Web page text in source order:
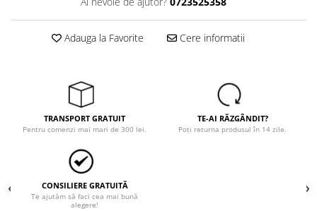
Veste
îmbrăcăminte pentru damă
Vizibilitate înalta hi-vis
îmbrăcăminte asistente/doctori
îmbrăcăminte bucătari
îmbrăcăminte de lucru
înaltă vizibilitate hi-vis
Combinezoane
Hanorace
Adauga la Favorite Cere informatii
TRANSPORT GRATUIT
Pentru comenzi mai mari de 300 lei.
TE-AI RĂZGÂNDIT?
Poți returna produsul în 14 zile.
CONSILIERE GRATUITĂ
Te ajutăm să faci cea mai bună
alegere!